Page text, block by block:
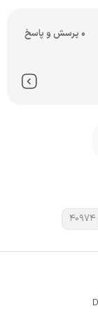
0 پرسش و پاسخ